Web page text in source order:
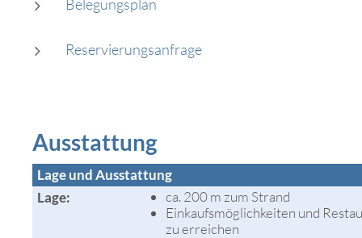
Belegungsplan
Reservierungsanfrage
Ausstattung
Lage und Ausstattung
Lage:
ca. 200 m zum Strand
Einkaufsmöglichkeiten und
zu erreichen